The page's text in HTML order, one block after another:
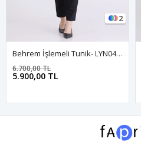
2
Behrem İşlemeli Tunik- LYN04588 Siyah
5.900,00 TL
6.700,00 TL